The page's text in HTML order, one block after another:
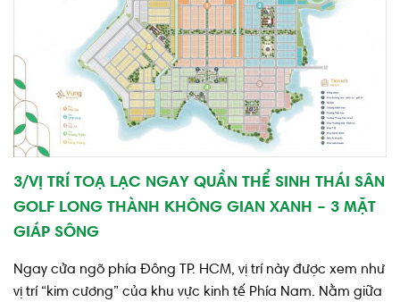
3/VỊ TRÍ TOẠ LẠC NGAY QUẦN THỂ SINH THÁI SÂN
GOLF LONG THÀNH KHÔNG GIAN XANH – 3 MẶT
GIÁP SÔNG
Ngay cửa ngõ phía Đông TP. HCM, vị trí này được xem như
vị trí “kim cương” của khu vực kinh tế Phía Nam. Nằm giữa